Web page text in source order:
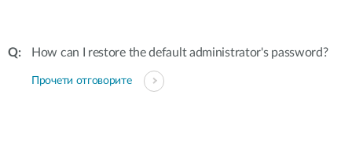
How can I restore the default administrator's password?
Прочети отговорите